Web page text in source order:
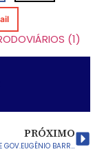
(1)
PRÓXIMO
SINTESPGEB DE GOV.EUGÊNIO BARROS É ATENDIDO E MINISTÉRIO PÚBLICO MEDIA REUNIÃO COM A GESTÃO